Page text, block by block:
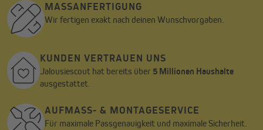
MASSANFERTIGUNG
Wir fertigen exakt nach deinen Wunschvorgaben.
KUNDEN VERTRAUEN UNS
Jalousiescout hat bereits über 5 Millionen Haushalte
ausgestattet.
AUFMASS- & MONTAGESERVICE
Für maximale Passgenauigkeit und maximale Sicherheit.